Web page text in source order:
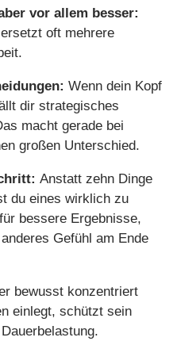
vor allem besser:
oft mehrere
Wenn dein Kopf
dir strategisches
macht gerade bei
großen Unterschied.
Anstatt zehn Dinge
du eines wirklich zu
bessere Ergebnisse,
Gefühl am Ende
bewusst konzentriert
einlegt, schützt sein